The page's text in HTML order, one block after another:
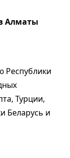
Алматы
Республики
Турции,
Беларусь и